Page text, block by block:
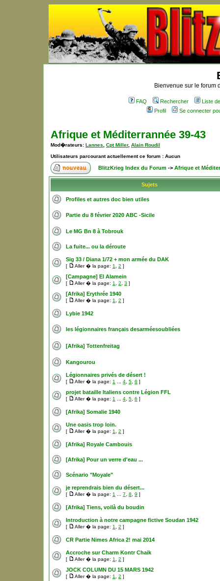
Bienvenue sur le forum
FAQ Rechercher
Liste
Profil
Se connecter
Afrique et Méditerrannée 39-43
Mod�rateurs: Lannes Cpt Miller, Alain Roudil
Utilisateurs parcourant actuellement ce forum : Aucun
BlitzKrieg Index du Forum -> Afrique et
Sujets
Profiles et autres doc bien utiles
Partie du 8 février 2020 ABC -Sicile
Le MG Bn 8 à Tobrouk
La fuite... ou la déroute
Sig 33 / Diana 1/72 + mon armée du DAK
[ Aller � la page: 1 2 ]
[Campagne] El Alamein
[ Aller � la page: 1 2 3 ]
[Afrika] Erythrée 1940
[ Aller � la page: 1 2 ]
Lybie 1942
les légionnaires français desarméesoubliées
[Afrika] Tottenfreitag
Kangourou
Légionnaires privés de désert !
[ Aller � la page: 1 4 5 6 ]
projet bataille Italiens contre Légion FFL
[ Aller � la page: 1 4 5 6 ]
[Afrika] Somalie 1940
Une oasis trop loin.
[ Aller � la page: 1 2 ]
[Afrika] Royale Cambouis
[Afrika] Pour un verre d'eau ...
Scénario "Moyale"
je reprendrais bien du désert...
[ Aller � la page: 1 7 8 9 ]
[Afrika] Tiens, voilà du boudin
Introduction à notre campagne fictive Soudan 1942
[ Aller � la page: 1 2 ]
CR Partie Nimes Africa 2! mai 2014
Accroche sur Charm Kontr Chaik
[ Aller � la page: 1 2 ]
JOCK COLUMN DU 15 MARS 1942
[ Aller � la page: 1 2 ]